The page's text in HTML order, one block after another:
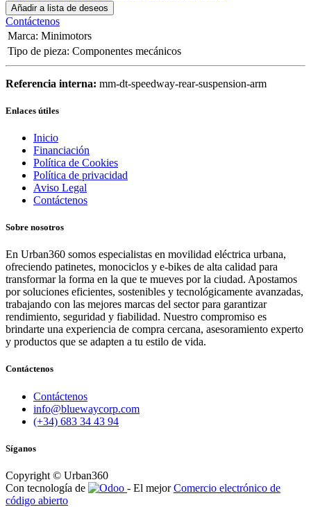
Añadir a lista de deseos
Contáctenos
Marca: Minimotors
Tipo de pieza: Componentes mecánicos
Referencia interna: mm-dt-speedway-rear-suspension-arm
Enlaces útiles
Inicio
Financiación
Política de Cookies
Política de privacidad
Aviso Legal
Contáctenos
Sobre nosotros
En Urban360 somos especialistas en movilidad eléctrica urbana,
ofreciendo patinetes, monociclos y e-bikes de alta calidad para
transformar la forma en la que te mueves por la ciudad. Apostamos
por soluciones eficientes, sostenibles y tecnológicamente avanzadas,
trabajando con las mejores marcas del sector para garantizar
rendimiento, seguridad y fiabilidad. Nuestro compromiso es
brindarte una experiencia de compra cercana, asesoramiento experto
y productos que se adapten a tu estilo de vida.
Contáctenos
Contáctenos
info@bluewaycorp.com
(+34) 683 34 43 94
Síganos
Copyright © Urban360
Con tecnología de
- El mejorComercio electrónico de
código abierto